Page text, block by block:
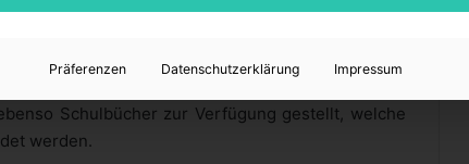
in Augenhöhe für jeden erreichbar sind. Zu
unter anderem Holzbuchstaben zum Lernen
Holzwürfel zum Rechnen. Diese Materialien sind
Ziel gesetzt hat, unter den Mitschülern das
Schulbücher zur Verfügung gestellt, welche
werden.
Präferenzen Datenschutzerklärung Impressum